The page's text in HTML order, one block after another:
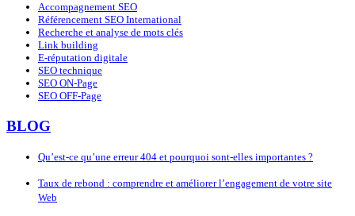
Accompagnement SEO
Référencement SEO International
Recherche et analyse de mots clés
Link building
E-réputation digitale
SEO technique
SEO ON-Page
SEO OFF-Page
BLOG
Qu’est-ce qu’une erreur 404 et pourquoi sont-elles importantes ?
Taux de rebond : comprendre et améliorer l’engagement de votre site
Web